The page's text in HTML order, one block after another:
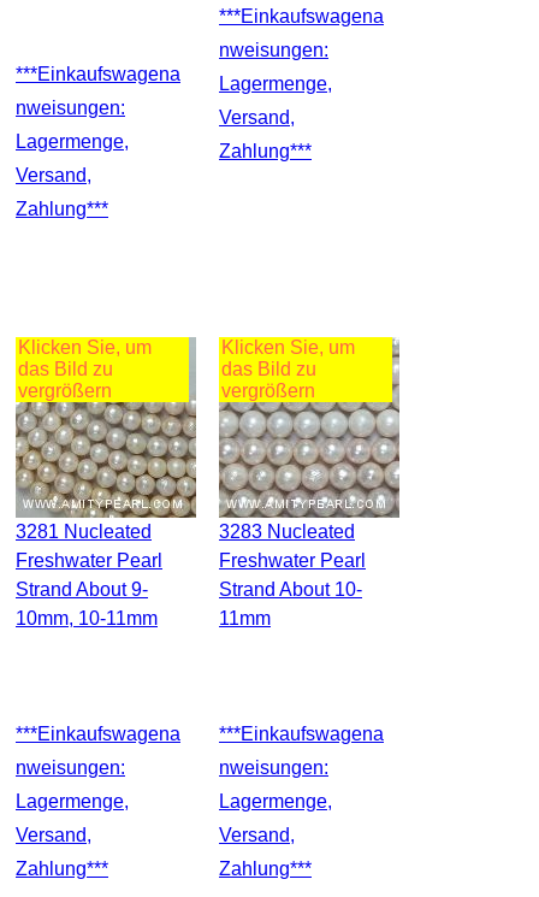
***Einkaufswagena
Nweisungen:
Lagermenge,
Versand,
Zahlung***
***Einkaufswagena
Nweisungen:
Lagermenge,
Versand,
Zahlung***
Klicken Sie, um
das Bild zu
vergrößern
3281 Nucleated
Freshwater Pearl
Strand About 9-
10mm, 10-11mm
***Einkaufswagena
Nweisungen:
Lagermenge,
Versand,
Zahlung***
Klicken Sie, um
das Bild zu
vergrößern
3283 Nucleated
Freshwater Pearl
Strand About 10-
11mm
***Einkaufswagena
Nweisungen:
Lagermenge,
Versand,
Zahlung***